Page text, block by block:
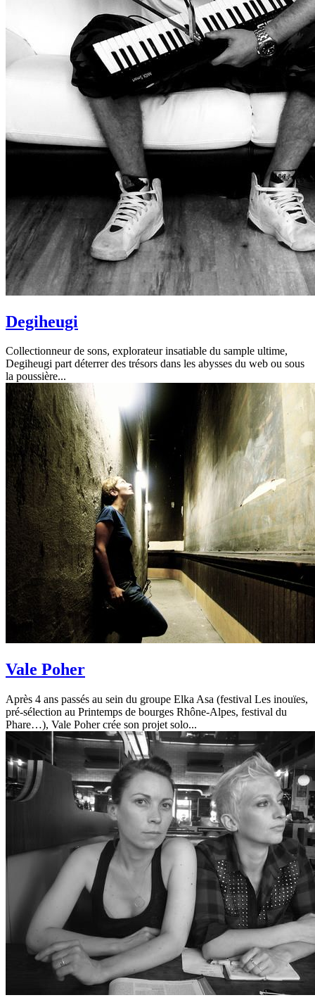
Degiheugi
Collectionneur de sons, explorateur insatiable du sample ultime,
Degiheugi part déterrer des trésors dans les abysses du web ou sous
la poussière...
Vale Poher
Après 4 ans passés au sein du groupe Elka Asa (festival Les inouïes,
pré-sélection au Printemps de bourges Rhône-Alpes, festival du
Phare…), Vale Poher crée son projet solo...